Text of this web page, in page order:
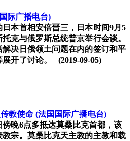
际广播电台)
本首相安倍晋三，日本时间9月5
克与俄罗斯总统普京举行会谈。
决日俄领土问题在内的签订和平
展开了讨论。 (2019-09-05)
教使命 (法国国际广播电台)
晚6点多抵达莫桑比克首都，该
宗。莫桑比克天主教的主教和载